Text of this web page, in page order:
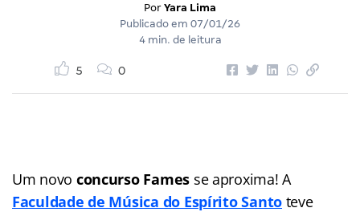
Por Yara Lima
Publicado em 07/01/26
4 min. de leitura
5 0
Um novo concurso Fames se aproxima! A
Faculdade de Música do Espírito Santo teve